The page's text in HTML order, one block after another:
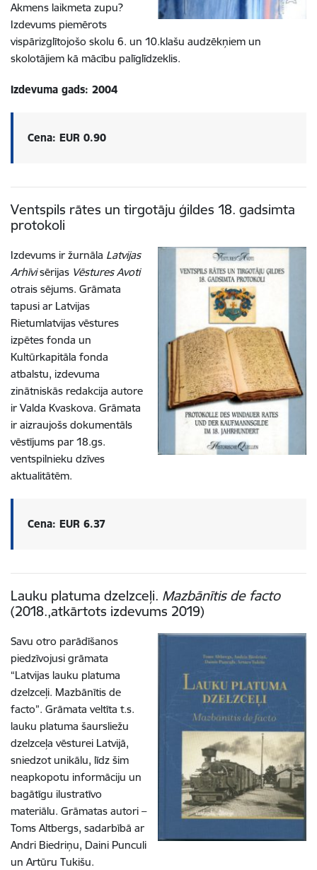
Akmens laikmeta zupu?
Izdevums piemērots
vispārizglītojošo skolu 6. un 10.klašu audzēkņiem un
skolotājiem kā mācību palīglīdzeklis.
Izdevuma gads: 2004
Cena: EUR 0.90
Ventspils rātes un tirgotāju ģildes 18. gadsimta
protokoli
Izdevums ir žurnāla Latvijas
Arhīvisērijas Vēstures Avoti
otrais sējums. Grāmata
tapusi ar Latvijas
Rietumlatvijas vēstures
izpētes fonda un
Kultūrkapitāla fonda
atbalstu, izdevuma
zinātniskās redakcija autore
ir Valda Kvaskova. Grāmata
ir aizraujošs dokumentāls
vēstījums par 18.gs.
ventspilnieku dzīves
aktualitātēm.
Cena: EUR 6.37
Lauku platuma dzelzceļi. Mazbānītis de facto
(2018.,atkārtots izdevums 2019)
Savu otro parādīšanos
piedzīvojusi grāmata
“Latvijas lauku platuma
dzelzceļi. Mazbānītis de
facto”. Grāmata veltīta t.s.
lauku platuma šaursliežu
dzelzceļa vēsturei Latvijā,
sniedzot unikālu, līdz šim
neapkopotu informāciju un
bagātīgu ilustratīvo
materiālu. Grāmatas autori –
Toms Altbergs, sadarbībā ar
Andri Biedriņu, Daini Punculi
un Artūru Tukišu.